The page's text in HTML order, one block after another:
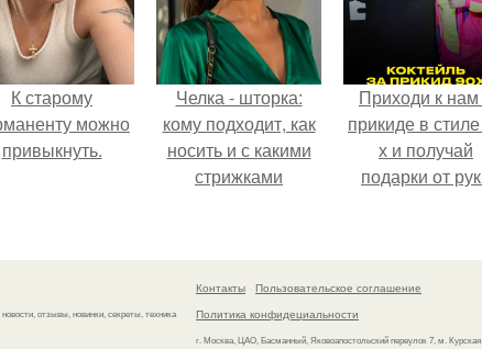
К старому
можно
привыкнуть.
Челка - шторка:
кому подходит, как
носить и с какими
стрижками
Приходи к нам
прикиде в
х и получай
подарки от
отзывы, новинки, секреты, техника
Контакты
Пользовательское соглашение
Политика конфидециальности
г. Москва, ЦАО, Басманный, Яковоапостольский переулок 7, м. Курская